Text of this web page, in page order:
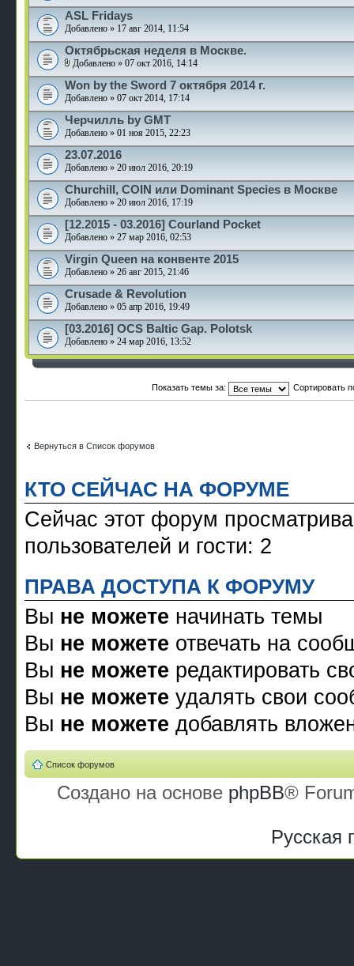
ASL Fridays
Добавлено » 17 авг 2014, 11:54
Октябрьская неделя в Москве.
Добавлено » 07 окт 2016, 14:14
Won by the Sword 7 октября 2014 г.
Добавлено » 07 окт 2014, 17:14
Черчилль by GMT
Добавлено » 01 ноя 2015, 22:23
23.07.2016
Добавлено » 20 июл 2016, 20:19
Churchill, COIN или Dominant Species в Москве
Добавлено » 20 июл 2016, 17:19
[12.2015 - 03.2016] Courland Pocket
Добавлено » 27 мар 2016, 02:53
Virgin Queen на конвенте 2015
Добавлено » 26 авг 2015, 21:46
Crusade & Revolution
Добавлено » 05 апр 2016, 19:49
[03.2016] OCS Baltic Gap. Polotsk
Добавлено » 24 мар 2016, 13:52
Показать темы за: Сортировать
Вернуться в Список форумов
КТО СЕЙЧАС НА ФОРУМЕ
Сейчас этот форум
пользователей и гости: 2
ПРАВА ДОСТУПА К ФОРУМУ
Вы не можете начинать темы
Вы не можете отвечать на
Вы не можете редактировать
Вы не можете удалять свои
Вы не можете добавлять
Список форумов
Создано на основе phpBB®
Русская